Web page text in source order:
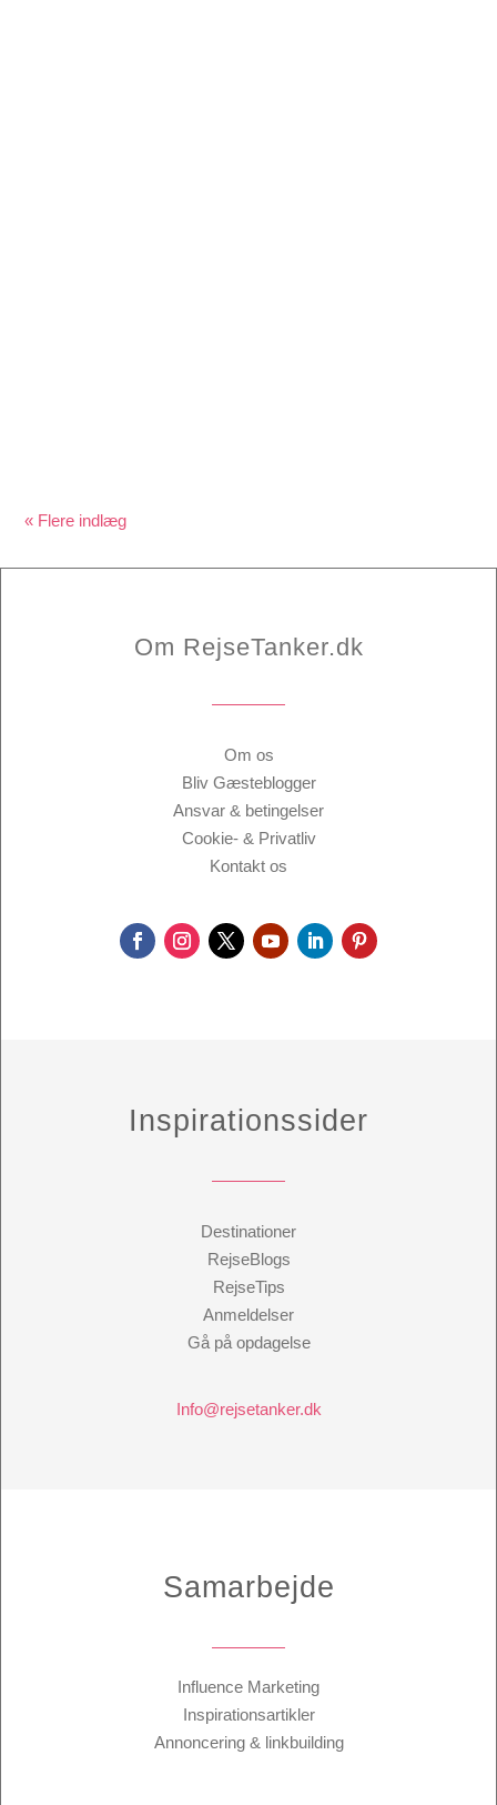
« Gamle poster
Om RejseTanker.dk
Om os
Bliv Gæsteblogger
Ansvar & betingelser
Cookie- & Privatliv
Kontakt os
Inspirationssider
Destinationer
RejseBlogs
RejseTips
Anmeldelser
Gå på opdagelse
Info@rejsetanker.dk
Samarbejde
Influence Marketing
Inspirationsartikler
Annoncering & linkbuilding